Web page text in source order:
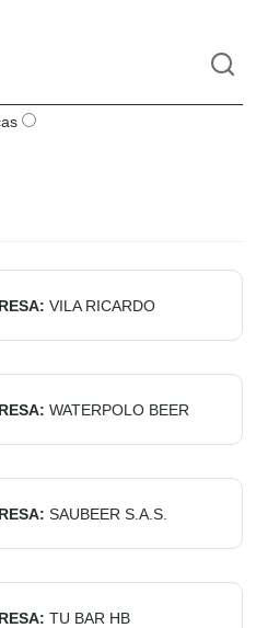
VILA RICARDO
WATERPOLO BEER
SAUBEER S.A.S.
TU BAR HB